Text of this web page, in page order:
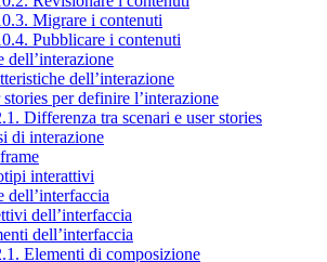
Migrare i contenuti
Pubblicare i contenuti
dell’interazione
dell’interazione
per definire l’interazione
Differenza tra scenari e user stories
di interazione
interattivi
dell’interfaccia
dell’interfaccia
dell’interfaccia
Elementi di composizione